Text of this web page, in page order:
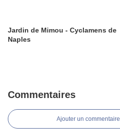
Jardin de Mimou - Cyclamens de
Naples
Commentaires
Ajouter un commentaire